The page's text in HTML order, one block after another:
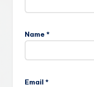
Name *
Email *